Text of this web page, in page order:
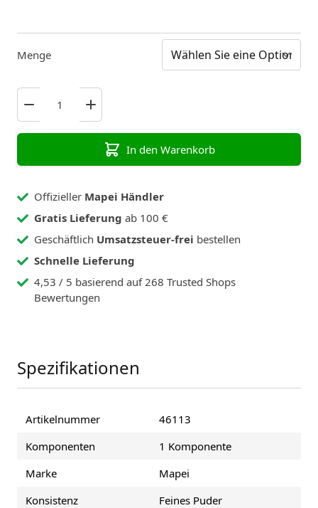
Menge
In den Warenkorb
Offizieller Mapei Händler
Gratis Lieferung ab 100 €
Geschäftlich Umsatzsteuer-frei bestellen
Schnelle Lieferung
4,53 / 5 basierend auf 268 Trusted Shops
Bewertungen
Spezifikationen
Artikelnummer
46113
Komponenten
1 Komponente
Marke
Mapei
Konsistenz
Feines Puder